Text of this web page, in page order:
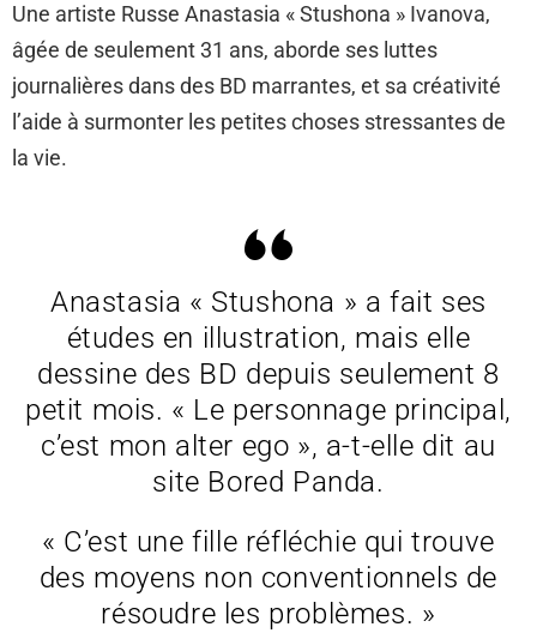
Une artiste Russe Anastasia « Stushona » Ivanova,
âgée de seulement 31 ans, aborde ses luttes
journalières dans des BD marrantes, et sa créativité
l’aide à surmonter les petites choses stressantes de
la vie.
Anastasia « Stushona » a fait ses
études en illustration, mais elle
dessine des BD depuis seulement 8
petit mois. « Le personnage principal,
c’est mon alter ego », a-t-elle dit au
site Bored Panda.
« C’est une fille réfléchie qui trouve
des moyens non conventionnels de
résoudre les problèmes. »